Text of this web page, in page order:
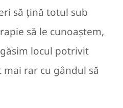
să țină totul sub
să le cunoaștem,
locul potrivit
rar cu gândul să